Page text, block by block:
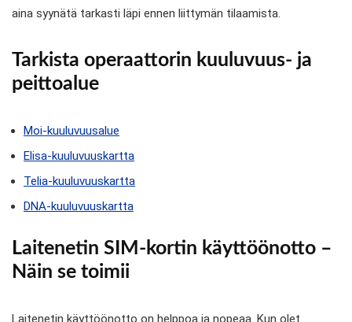
aina syynätä tarkasti läpi ennen liittymän tilaamista.
Tarkista operaattorin kuuluvuus- ja
peittoalue
Moi-kuuluvuusalue
Elisa-kuuluvuuskartta
Telia-kuuluvuuskartta
DNA-kuuluvuuskartta
Laitenetin SIM-kortin käyttöönotto –
Näin se toimii
Laitenetin käyttöönotto on helppoa ja nopeaa. Kun olet